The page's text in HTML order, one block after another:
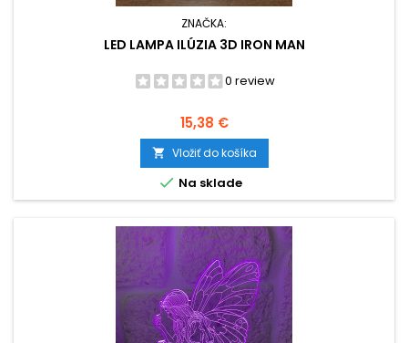
ZNAČKA:
LED LAMPA ILÚZIA 3D IRON MAN
0 review
Cena
15,38 €
 Vložiť do košíka
 Na sklade